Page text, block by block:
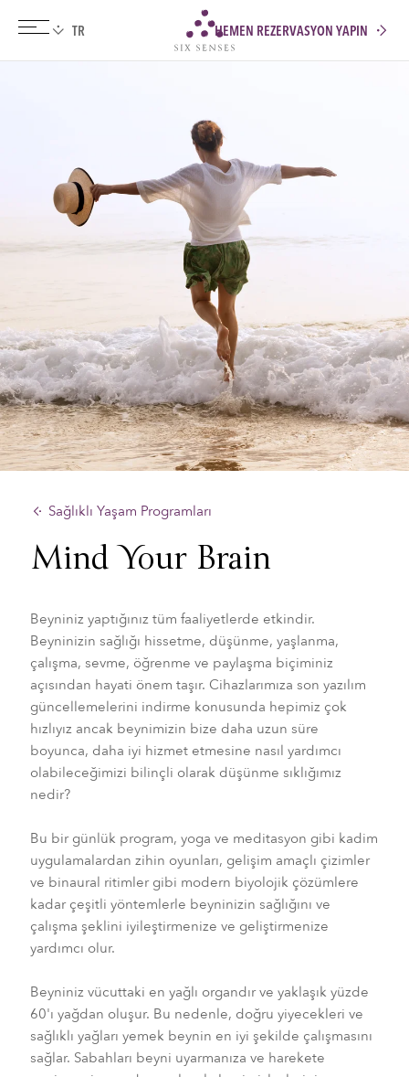
Six senses
HEMEN REZERVASYON YAPIN
Sağlıklı Yaşam Programları
Mind Your Brain
Beyniniz yaptığınız tüm faaliyetlerde etkindir.
Beyninizin sağlığı hissetme, düşünme, yaşlanma,
çalışma, sevme, öğrenme ve paylaşma biçiminiz
açısından hayati önem taşır. Cihazlarımıza son yazılım
güncellemelerini indirme konusunda hepimiz çok
hızlıyız ancak beynimizin bize daha uzun süre
boyunca, daha iyi hizmet etmesine nasıl yardımcı
olabileceğimizi bilinçli olarak düşünme sıklığımız
nedir?
Bu bir günlük program, yoga ve meditasyon gibi kadim
uygulamalardan zihin oyunları, gelişim amaçlı çizimler
ve binaural ritimler gibi modern biyolojik çözümlere
kadar çeşitli yöntemlerle beyninizin sağlığını ve
çalışma şeklini iyileştirmenize ve geliştirmenize
yardımcı olur.
Beyniniz vücuttaki en yağlı organdır ve yaklaşık yüzde
60'ı yağdan oluşur. Bu nedenle, doğru yiyecekleri ve
sağlıklı yağları yemek beynin en iyi şekilde çalışmasını
sağlar. Sabahları beyni uyarmanıza ve harekete